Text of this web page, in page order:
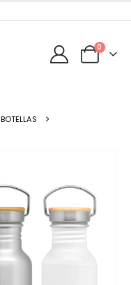
0
BOTELLAS